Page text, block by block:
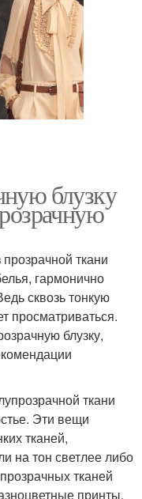
блузку
ткани
гармонично
сквозь тонкую
просматриваться.
блузку,
ткани
Эти вещи
тканей,
на тон светлее либо
тканей
принты,